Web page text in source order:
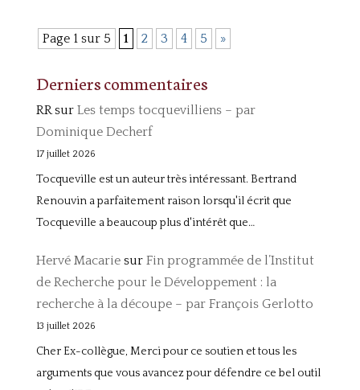
Page 1 sur 5 1 2 3 4 5 »
Derniers commentaires
RRsur Les temps tocquevilliens – par
Dominique Decherf
17 juillet 2026
Tocqueville est un auteur très intéressant. Bertrand
Renouvin a parfaitement raison lorsqu'il écrit que
Tocqueville a beaucoup plus d'intérêt que…
Hervé Macariesur Fin programmée de l’Institut
de Recherche pour le Développement : la
recherche à la découpe – par François Gerlotto
13 juillet 2026
Cher Ex-collègue, Merci pour ce soutien et tous les
arguments que vous avancez pour défendre ce bel outil